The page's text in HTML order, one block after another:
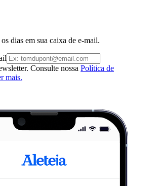
dias em sua caixa de e-mail.
Consulte nossa Política de
mais.